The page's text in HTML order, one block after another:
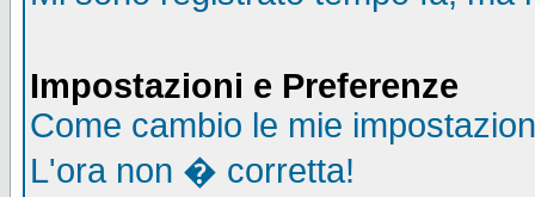
Impostazioni e Preferenze
Come cambio le mie
L'ora non � corretta!